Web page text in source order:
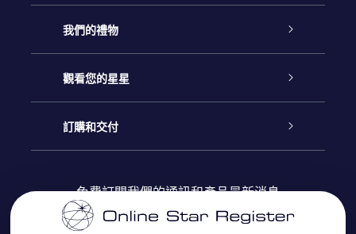
客戶服務
聯繫我們
博客
評論
我們的禮物
Online Star禮物
OSR禮物包
OSR 禮物卡
觀看您的星星
星星注册
個性化的Star Page
訂購和交付
付款資訊
免費訂閱我們的通訊和產品最新消息